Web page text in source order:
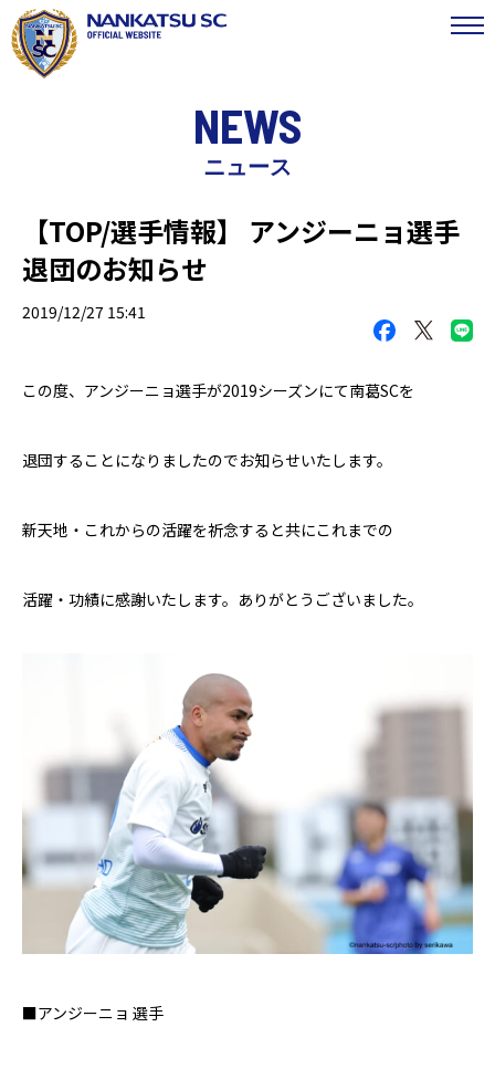
NEWS
ニュース
【TOP/選手情報】 アンジーニョ選手
退団のお知らせ
2019/12/27 15:41
この度、アンジーニョ選手が2019シーズンにて南葛SCを
退団することになりましたのでお知らせいたします。
新天地・これからの活躍を祈念すると共にこれまでの
活躍・功績に感謝いたします。ありがとうございました。
■アンジーニョ 選手